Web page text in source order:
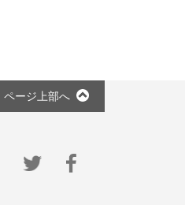
ページ上部へ